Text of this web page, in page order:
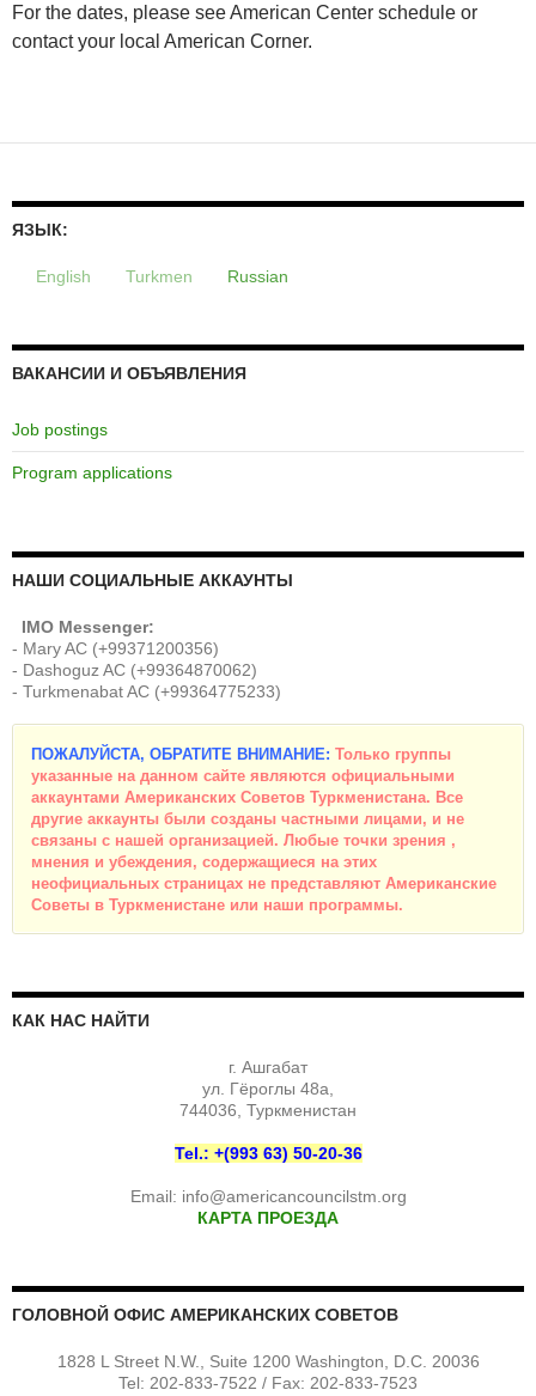
For the dates, please see American Center schedule or
contact your local American Corner.
ЯЗЫК:
English Turkmen Russian
ВАКАНСИИ И ОБЪЯВЛЕНИЯ
Job postings
Program applications
НАШИ СОЦИАЛЬНЫЕ АККАУНТЫ
IMO Messenger:
- Mary AC (+99371200356)
- Dashoguz AC (+99364870062)
- Turkmenabat AC (+99364775233)
ПОЖАЛУЙСТА, ОБРАТИТЕ ВНИМАНИЕ: Только группы
указанные на данном сайте являются официальными
аккаунтами Американских Советов Туркменистана. Все
другие аккаунты были созданы частными лицами, и не
связаны с нашей организацией. Любые точки зрения ,
мнения и убеждения, содержащиеся на этих
неофициальных страницах не представляют Американские
Советы в Туркменистане или наши программы.
КАК НАС НАЙТИ
г. Ашгабат
ул. Гёроглы 48а,
744036, Туркменистан
Tel.: +(993 63) 50-20-36
Email: info@americancouncilstm.org
КАРТА ПРОЕЗДА
ГОЛОВНОЙ ОФИС АМЕРИКАНСКИХ СОВЕТОВ
1828 L Street N.W., Suite 1200 Washington, D.C. 20036
Tel: 202-833-7522 / Fax: 202-833-7523